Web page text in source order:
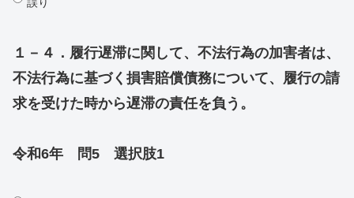
誤り
１－４．履行遅滞に関して、不法行為の加害者は、
不法行為に基づく損害賠償債務について、履行の請
求を受けた時から遅滞の責任を負う。
令和6年 問5 選択肢1